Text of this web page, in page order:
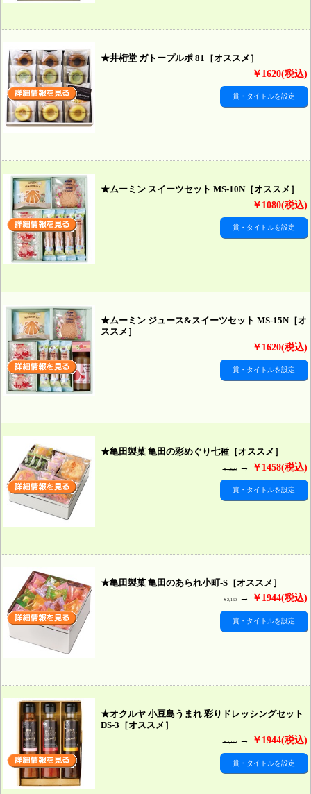
★井桁堂 ガトープルポ 81［オススメ］
￥1620(税込)
賞・タイトルを設定
★ムーミン スイーツセット MS-10N［オススメ］
￥1080(税込)
賞・タイトルを設定
★ムーミン ジュース&スイーツセット MS-15N［オ
ススメ］
￥1620(税込)
賞・タイトルを設定
★亀田製菓 亀田の彩めぐり七種［オススメ］
￥1,620→ ￥1458(税込)
賞・タイトルを設定
★亀田製菓 亀田のあられ小町-S［オススメ］
￥2,160→ ￥1944(税込)
賞・タイトルを設定
★オクルヤ 小豆島うまれ 彩りドレッシングセット
DS-3［オススメ］
￥2,160→ ￥1944(税込)
賞・タイトルを設定